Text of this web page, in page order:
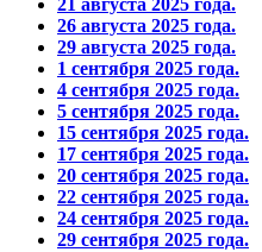
26 августа 2025 года.
29 августа 2025 года.
1 сентября 2025 года.
4 сентября 2025 года.
5 сентября 2025 года.
15 сентября 2025 года.
17 сентября 2025 года.
20 сентября 2025 года.
22 сентября 2025 года.
24 сентября 2025 года.
29 сентября 2025 года.